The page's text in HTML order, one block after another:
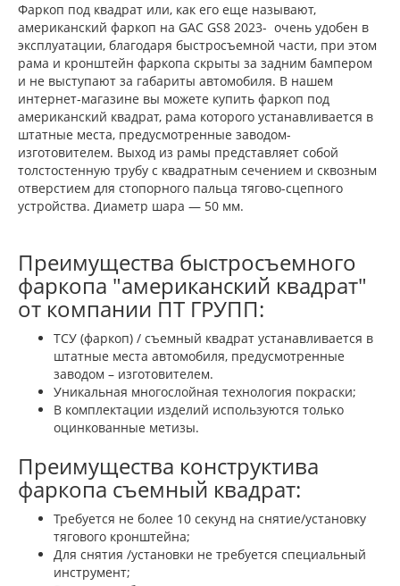
Фаркоп под квадрат или, как его еще называют,
американский фаркоп на GAC GS8 2023- очень удобен в
эксплуатации, благодаря быстросъемной части, при этом
рама и кронштейн фаркопа скрыты за задним бампером
и не выступают за габариты автомобиля. В нашем
интернет-магазине вы можете купить фаркоп под
американский квадрат, рама которого устанавливается в
штатные места, предусмотренные заводом-
изготовителем. Выход из рамы представляет собой
толстостенную трубу с квадратным сечением и сквозным
отверстием для стопорного пальца тягово-сцепного
устройства. Диаметр шара — 50 мм.
Преимущества быстросъемного
фаркопа "американский квадрат"
от компании ПТ ГРУПП:
ТСУ (фаркоп) / съемный квадрат устанавливается в
штатные места автомобиля, предусмотренные
заводом – изготовителем.
Уникальная многослойная технология покраски;
В комплектации изделий используются только
оцинкованные метизы.
Преимущества конструктива
фаркопа съемный квадрат:
Требуется не более 10 секунд на снятие/установку
тягового кронштейна;
Для снятия /установки не требуется специальный
инструмент;